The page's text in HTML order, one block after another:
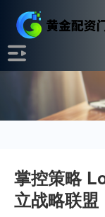
掌控策略
立战略联盟